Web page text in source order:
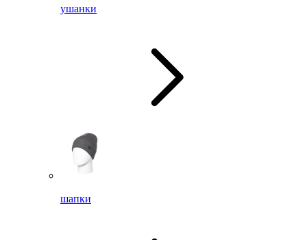
ушанки
шапки